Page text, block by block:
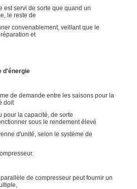
est servi de sorte que quand un
le reste de
convenablement, veillant que le
et
d'énergie
de demande entre les saisons pour la
doit
pour la capacité, de sorte
sous le rendement élevé
d'unité, selon le système de
de compresseur peut fournir un